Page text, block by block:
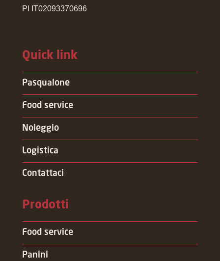
PI IT02093370696
Quick link
Pasqualone
Food service
Noleggio
Logistica
Contattaci
Prodotti
Food service
Panini